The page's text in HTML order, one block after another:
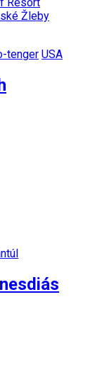
Žleby
tenger USA